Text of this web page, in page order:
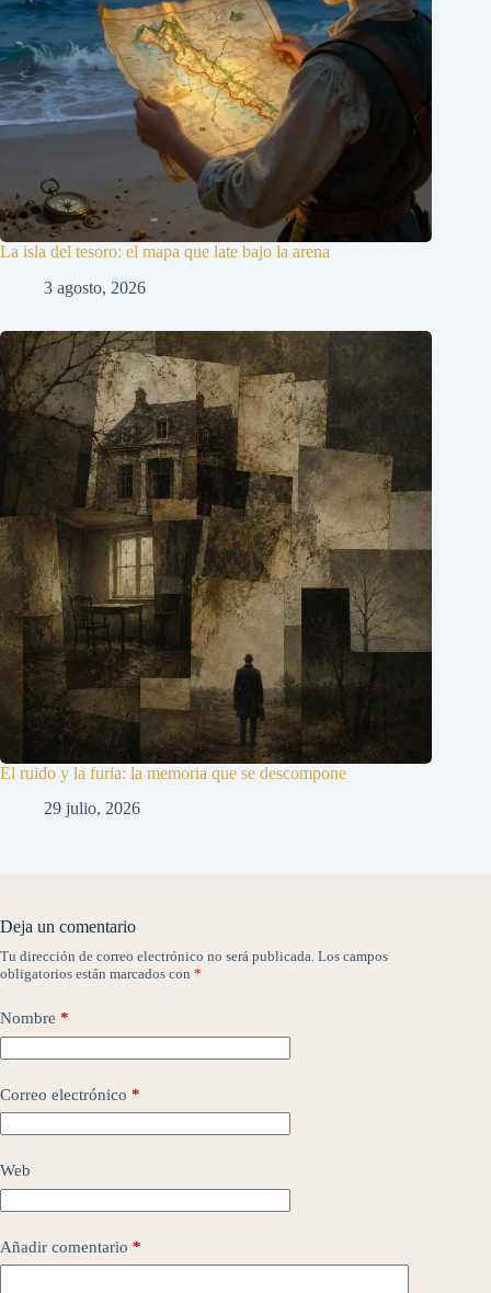
La isla del tesoro: el mapa que late bajo la arena
3 agosto, 2026
El ruido y la furia: la memoria que se descompone
29 julio, 2026
Deja un comentario
Tu dirección de correo electrónico no será publicada. Los campos
obligatorios están marcados con *
Nombre *
Correo electrónico *
Web
Añadir comentario *